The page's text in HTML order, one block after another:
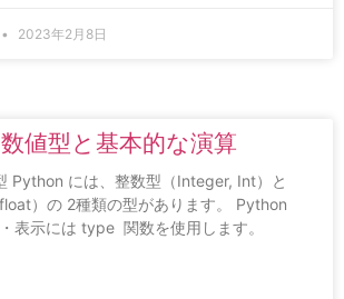
2023年2月8日
値型と基本的な演算
Python には、整数型（Integer, Int）と
）の 2種類の型があります。 Python
表示には type 関数を使用します。